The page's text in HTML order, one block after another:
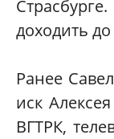
доходить
Ранее
иск
ВГТРК,